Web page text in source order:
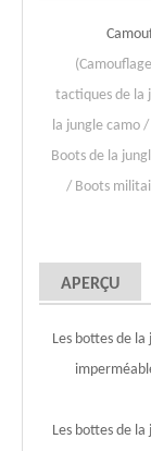
tactiques de la
la jungle camo
Boots de la
/ Boots
APERÇU
Les bottes de
Les bottes de